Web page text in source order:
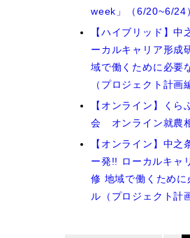
week」（6/20~6/24
【ハイブリッド】
ーカルキャリア形
域で働くために必要
（プロジェクト計画
【オンライン】くら
会 オンライン就農
【オンライン】中之
ー発!! ローカルキャ
修 地域で働くために
ル（プロジェクト計